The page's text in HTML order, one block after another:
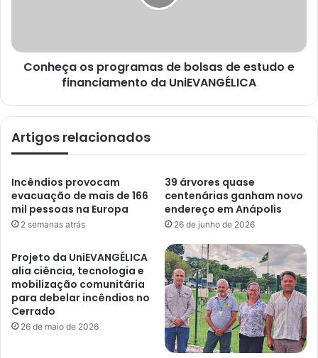
Conheça os programas de bolsas de estudo e
financiamento da UniEVANGÉLICA
Artigos relacionados
Incêndios provocam
evacuação de mais de 166
mil pessoas na Europa
2 semanas atrás
39 árvores quase
centenárias ganham novo
endereço em Anápolis
26 de junho de 2026
Projeto da UniEVANGÉLICA
alia ciência, tecnologia e
mobilização comunitária
para debelar incêndios no
Cerrado
26 de maio de 2026